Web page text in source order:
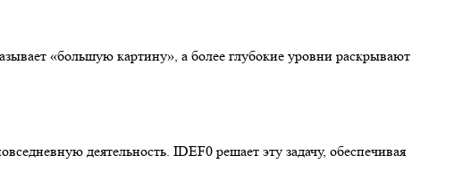
«большую картину», а более глубокие уровни раскрывают
деятельность. IDEF0 решает эту задачу, обеспечивая